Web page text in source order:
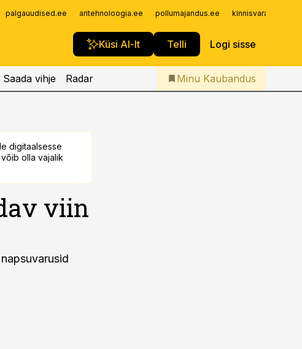
palgauudised.ee aritehnoloogia.ee pollumajandus.ee
Küsi AI-lt Telli Logi sisse
Iseteenindus
Telli Kaubandus
Saada vihje Radar Minu Kaubandus
digitaalsesse
olla vajalik
viin